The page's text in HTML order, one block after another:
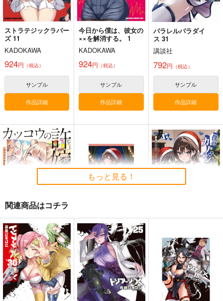
ストラテジックラバー
ズ 11
KADOKAWA
924円 （税込）
サンプル
作品詳細
今日から僕は、彼女の
××を解消する。 1
KADOKAWA
924円 （税込）
サンプル
作品詳細
パラレルパラダイ
ス 31
講談社
792円 （税込）
サンプル
作品詳細
カッコウの許嫁 31
講談社
594円（税込）
サンプル
【有償特典】孟倫先生
&星河蟹先生描き下ろ
しB2タペストリー
（僕のカノジョ先
生 17）
KADOKAWA
1,650円（税込）
サンプル
僕のカノジョ先生 17
KADOKAWA
924円（税込）
サンプル
もっと見る！
関連商品はコチラ